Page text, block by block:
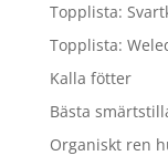
Topplista:
Topplista:
Kalla fötter
Bästa
Organiskt ren